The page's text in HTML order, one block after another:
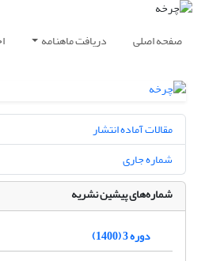
صفحه اصلی دریافت ماهنامه
مقالات آماده انتشار
شماره جاری
شماره‌های پیشین نشریه
دوره 3 (1400)